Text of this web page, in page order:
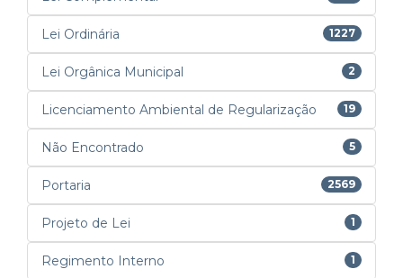
Lei Ordinária 1227
Lei Orgânica Municipal 2
Licenciamento Ambiental de Regularização 19
Não Encontrado 5
Portaria 2569
Projeto de Lei 1
Regimento Interno 1